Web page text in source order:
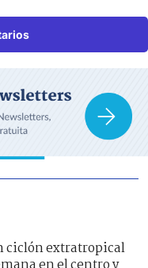
ciclón extratropical